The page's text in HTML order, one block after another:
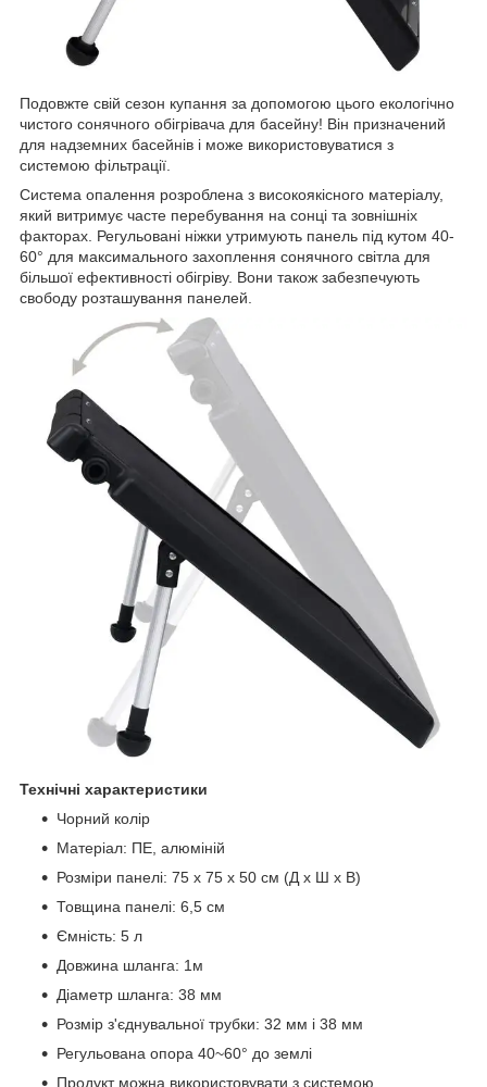
Подовжте свій сезон купання за допомогою цього екологічно
чистого сонячного обігрівача для басейну! Він призначений
для надземних басейнів і може використовуватися з
системою фільтрації.
Система опалення розроблена з високоякісного матеріалу,
який витримує часте перебування на сонці та зовнішніх
факторах. Регульовані ніжки утримують панель під кутом 40-
60° для максимального захоплення сонячного світла для
більшої ефективності обігріву. Вони також забезпечують
свободу розташування панелей.
Технічні характеристики
Чорний колір
Матеріал: ПЕ, алюміній
Розміри панелі: 75 x 75 x 50 см (Д x Ш x В)
Товщина панелі: 6,5 см
Ємність: 5 л
Довжина шланга: 1м
Діаметр шланга: 38 мм
Розмір з'єднувальної трубки: 32 мм і 38 мм
Регульована опора 40~60° до землі
Продукт можна використовувати з системою